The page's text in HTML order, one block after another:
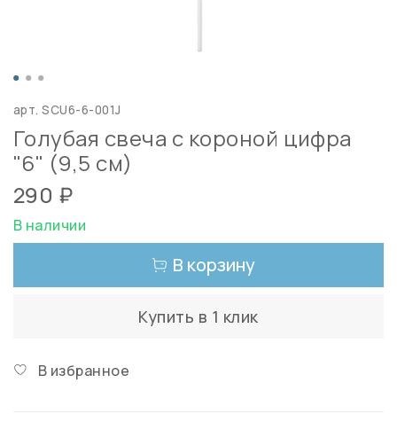
арт.SCU6-6-001J
Голубая свеча с короной цифра
"6" (9,5 см)
290 ₽
В наличии
В корзину
Купить в 1 клик
В избранное